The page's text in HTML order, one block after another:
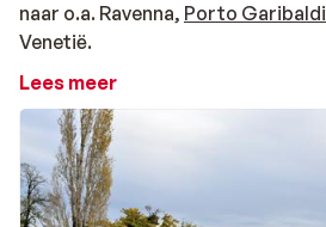
naar o.a. Ravenna, Porto Garibaldi
Venetië.
Lees meer